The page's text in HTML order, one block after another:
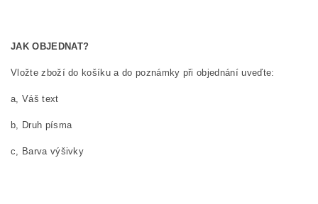
JAK OBJEDNAT?
Vložte zboží do košíku a do poznámky při objednání uveďte:
a, Váš text
b, Druh písma
c, Barva výšivky